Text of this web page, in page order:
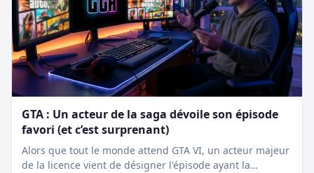
GTA : Un acteur de la saga dévoile son épisode
favori (et c’est surprenant)
Alors que tout le monde attend GTA VI, un acteur majeur
de la licence vient de désigner l'épisode ayant la…